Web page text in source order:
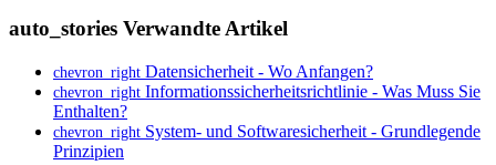
auto_stories Verwandte Artikel
chevron_right Datensicherheit - Wo Anfangen?
chevron_right Informationssicherheitsrichtlinie - Was Muss Sie
Enthalten?
chevron_right System- und Softwaresicherheit - Grundlegende
Prinzipien